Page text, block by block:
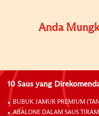
Anda
10 Saus yang
BUBUK JAMUR PREMIUM
ABALONE DALAM SAUS